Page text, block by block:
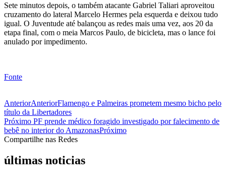
Sete minutos depois, o também atacante Gabriel Taliari aproveitou
cruzamento do lateral Marcelo Hermes pela esquerda e deixou tudo
igual. O Juventude até balançou as redes mais uma vez, aos 20 da
etapa final, com o meia Marcos Paulo, de bicicleta, mas o lance foi
anulado por impedimento.
Fonte
AnteriorAnteriorFlamengo e Palmeiras prometem mesmo bicho pelo
título da Libertadores
Próximo PF prende médico foragido investigado por falecimento de
bebê no interior do AmazonasPróximo
Compartilhe nas Redes
últimas noticias